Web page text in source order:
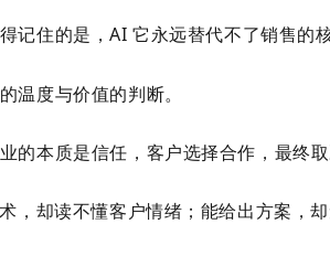
记住的是，AI它永远替代不了销售的
温度与价值的判断。
的本质是信任，客户选择合作，最终
，却读不懂客户情绪；能给出方案，